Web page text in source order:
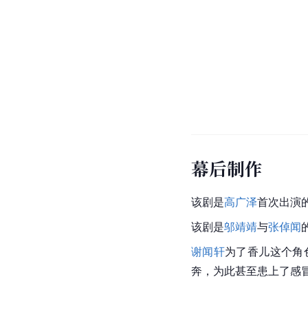
幕后制作
该剧是高广泽首次出演
该剧是邬靖靖与张倬闻
谢闻轩为了香儿这个
奔，为此甚至患上了感